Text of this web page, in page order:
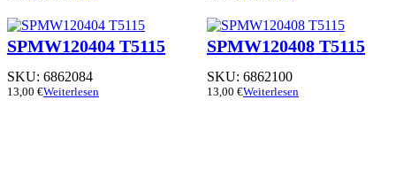
SPMW120404 T5115
SKU: 6862084
13,00 €Weiterlesen
SPMW120408 T5115
SKU: 6862100
13,00 €Weiterlesen